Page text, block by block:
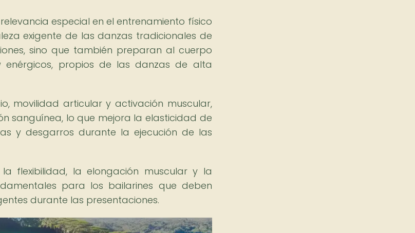
especial en el entrenamiento físico
exigente de las danzas tradicionales de
sino que también preparan al cuerpo
enérgicos, propios de las danzas de alta
movilidad articular y activación muscular,
sanguínea, lo que mejora la elasticidad de
y desgarros durante la ejecución de las
flexibilidad, la elongación muscular y la
para los bailarines que deben
durante las presentaciones.